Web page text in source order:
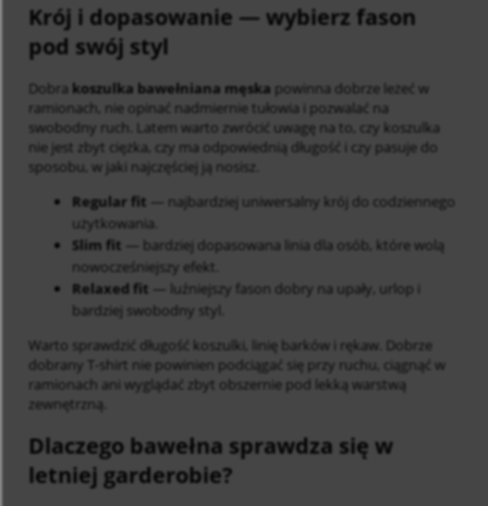
Krój i dopasowanie — wybierz fason
pod swój styl
Dobra koszulka bawełniana męska powinna dobrze leżeć w
ramionach, nie opinać nadmiernie tułowia i pozwalać na
swobodny ruch. Latem warto zwrócić uwagę na to, czy koszulka
nie jest zbyt ciężka, czy ma odpowiednią długość i czy pasuje do
sposobu, w jaki najczęściej ją nosisz.
Regular fit — najbardziej uniwersalny krój do codziennego
użytkowania.
Slim fit — bardziej dopasowana linia dla osób, które wolą
nowocześniejszy efekt.
Relaxed fit — luźniejszy fason dobry na upały, urlop i
bardziej swobodny styl.
Warto sprawdzić długość koszulki, linię barków i rękaw. Dobrze
dobrany T-shirt nie powinien podciągać się przy ruchu, ciągnąć w
ramionach ani wyglądać zbyt obszernie pod lekką warstwą
zewnętrzną.
Dlaczego bawełna sprawdza się w
letniej garderobie?